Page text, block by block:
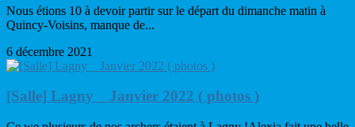
Nous étions 10 à devoir partir sur le départ du dimanche matin à
Quincy-Voisins, manque de...
6 décembre 2021
[Salle] Lagny _ Janvier 2022 ( photos )